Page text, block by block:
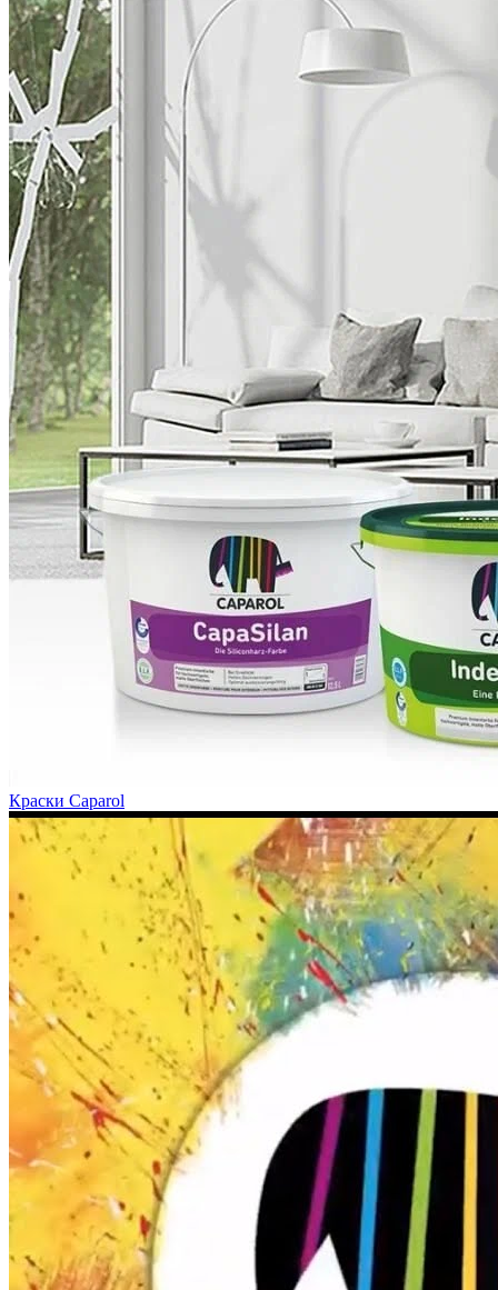
Краски Caparol